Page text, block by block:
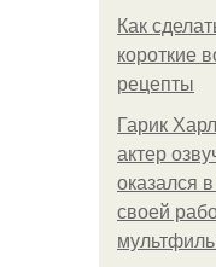
Как
короткие
рецепты
Гарик
актер
оказался
своей